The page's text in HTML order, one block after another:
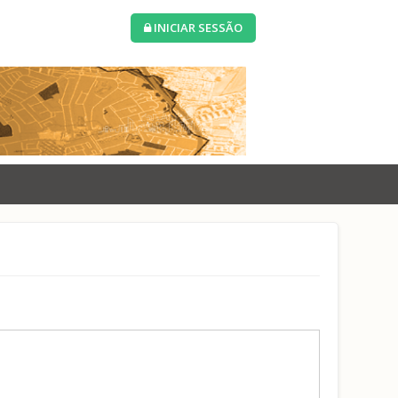
INICIAR SESSÃO